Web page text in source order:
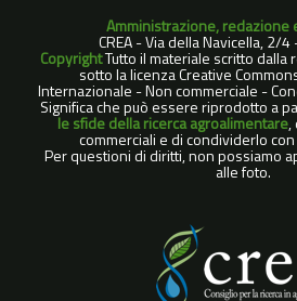
Amministrazione, redazione
CREA - Via della Navicella, 2/
CopyrightTutto il materiale scritto
sotto la licenza Creative
Internazionale - Non commerciale -
Significa che può essere riprodotto a
le sfide della ricerca agroalimentare,
commerciali e di condividerlo
Per questioni di diritti, non possiamo
alle foto.